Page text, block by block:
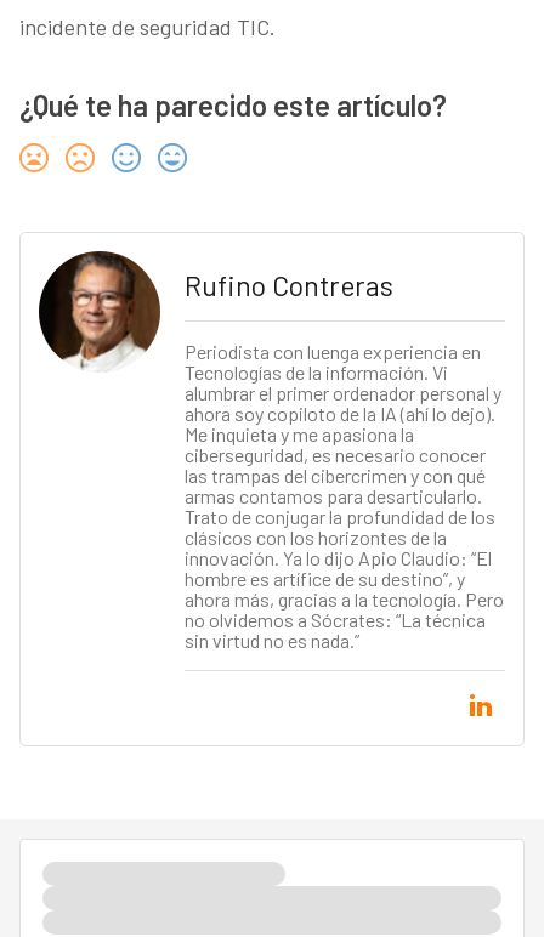
incidente de seguridad TIC.
¿Qué te ha parecido este artículo?
Rufino Contreras
Periodista con luenga experiencia en
Tecnologías de la información. Vi
alumbrar el primer ordenador personal y
ahora soy copiloto de la IA (ahí lo dejo).
Me inquieta y me apasiona la
ciberseguridad, es necesario conocer
las trampas del cibercrimen y con qué
armas contamos para desarticularlo.
Trato de conjugar la profundidad de los
clásicos con los horizontes de la
innovación. Ya lo dijo Apio Claudio: “El
hombre es artífice de su destino”, y
ahora más, gracias a la tecnología. Pero
no olvidemos a Sócrates: “La técnica
sin virtud no es nada.”